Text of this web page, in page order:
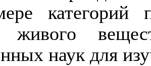
категорий
живого
наук для